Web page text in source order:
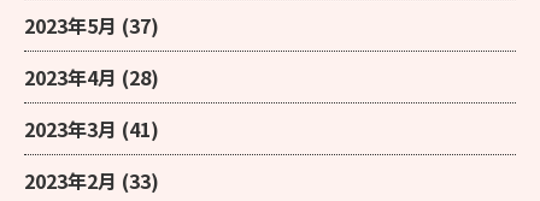
2023年5月 (37)
2023年4月 (28)
2023年3月 (41)
2023年2月 (33)